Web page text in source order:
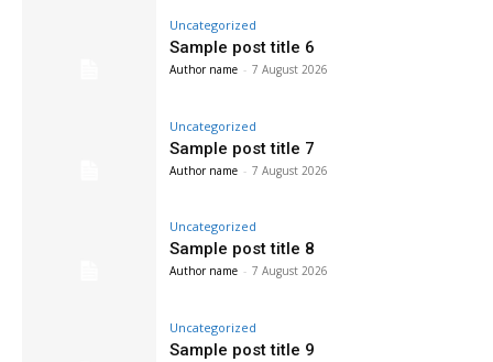
Uncategorized
Sample post title 6
Author name - 7 August 2026
Uncategorized
Sample post title 7
Author name - 7 August 2026
Uncategorized
Sample post title 8
Author name - 7 August 2026
Uncategorized
Sample post title 9